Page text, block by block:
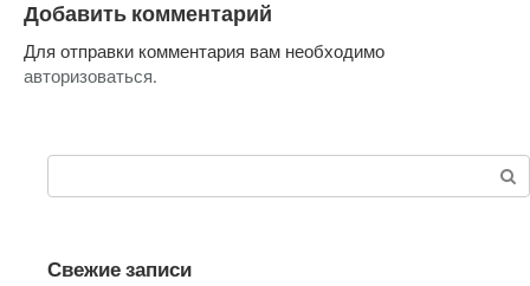
Добавить комментарий
Для отправки комментария вам необходимо
авторизоваться.
Свежие записи